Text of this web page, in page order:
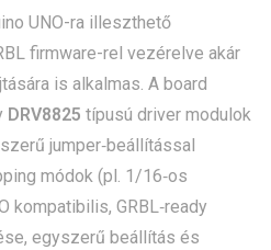
UNO-ra illeszthető
firmware-rel vezérelve akár
is alkalmas. A board
DRV8825 típusú driver modulok
jumper‑beállítással
módok (pl. 1/16‑os
kompatibilis, GRBL‑ready
egyszerű beállítás és